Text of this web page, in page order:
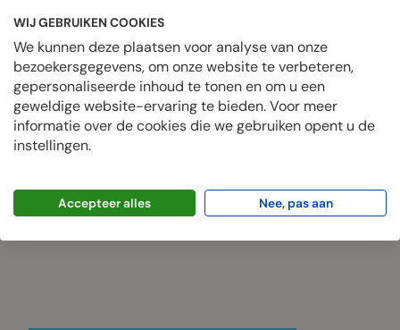
OVER HET BEDRIJF
Datum geplaatst
juli 15, 2024
Geplaatste banen
WIJ GEBRUIKEN COOKIES
We kunnen deze plaatsen voor analyse van onze
bezoekersgegevens, om onze website te verbeteren,
gepersonaliseerde inhoud te tonen en om u een
geweldige website-ervaring te bieden. Voor meer
informatie over de cookies die we gebruiken opent u de
instellingen.
Accepteer alles Nee, pas aan